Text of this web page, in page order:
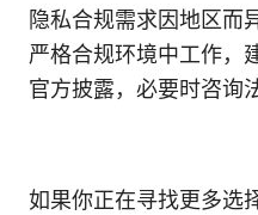
隐私合规需求因地区而
严格合规环境中工作，
官方披露，必要时咨询
如果你正在寻找更多选